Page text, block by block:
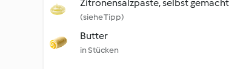
Zitronensalzpaste, selbst gemacht
(siehe Tipp)
Butter
in Stücken